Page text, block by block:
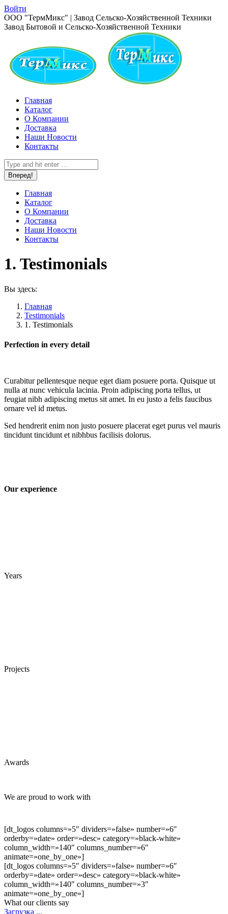
Перейти
к
содержанию
Войти
Страница
Вконтакте
новом
окне
ООО "ТермМикс" | Завод Сельско-Хозяйственной Техники
Завод Бытовой и Сельско-Хозяйственной Техники
Главная
Каталог
О Компании
Доставка
Наши Новости
Контакты
Поиск:
Главная
Каталог
О Компании
Доставка
Наши Новости
Контакты
1. Testimonials
Вы здесь:
Главная
Testimonials
1. Testimonials
Perfection in every detail
Curabitur pellentesque neque eget diam posuere porta. Quisque ut
nulla at nunc vehicula lacinia. Proin adipiscing porta tellus, ut
feugiat nibh adipiscing metus sit amet. In eu justo a felis faucibus
ornare vel id metus.
Sed hendrerit enim non justo posuere placerat eget purus vel mauris
tincidunt tincidunt et nibhbus facilisis dolorus.
Our experience
Years
Projects
Awards
We are proud to work with
[dt_logos columns=»5″ dividers=»false» number=»6″
orderby=»date» order=»desc» category=»black-white»
column_width=»140″ columns_number=»6″
animate=»one_by_one»]
[dt_logos columns=»5″ dividers=»false» number=»6″
orderby=»date» order=»desc» category=»black-white»
column_width=»140″ columns_number=»3″
animate=»one_by_one»]
What our clients say
Загрузка ...